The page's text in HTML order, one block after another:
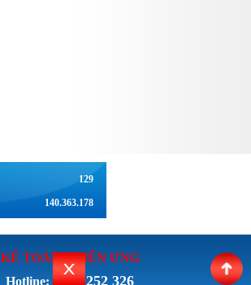
129
140.363.178
KẾ TOÁN THIÊN ƯNG
Hotline: 0962 252 326